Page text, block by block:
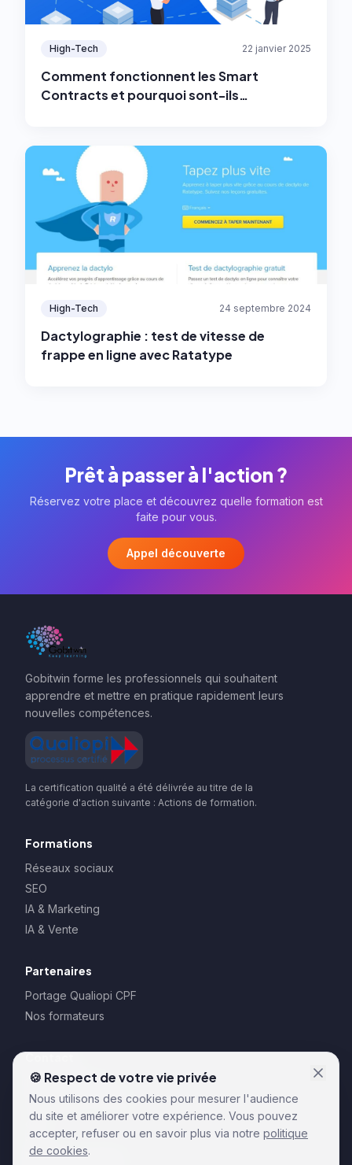
High-Tech 22 janvier 2025
Comment fonctionnent les Smart
Contracts et pourquoi sont-ils
High-Tech 24 septembre 2024
Dactylographie : test de vitesse de
frappe en ligne avec Ratatype
Prêt à passer à l'action ?
Réservez votre place et découvrez quelle formation est
faite pour vous.
Appel découverte
Gobitwin forme les professionnels qui souhaitent
apprendre et mettre en pratique rapidement leurs
nouvelles compétences.
La certification qualité a été délivrée au titre de la
catégorie d'action suivante : Actions de formation.
Formations
Réseaux sociaux
SEO
IA & Marketing
IA & Vente
Partenaires
Portage Qualiopi CPF
Nos formateurs
128 rue la Boétie
75008 Paris – France
CGV
Règlements formation
🍪 Respect de votre vie privée
Nous utilisons des cookies pour mesurer l'audience
du site et améliorer votre expérience. Vous pouvez
accepter, refuser ou en savoir plus via notre politique
de cookies.